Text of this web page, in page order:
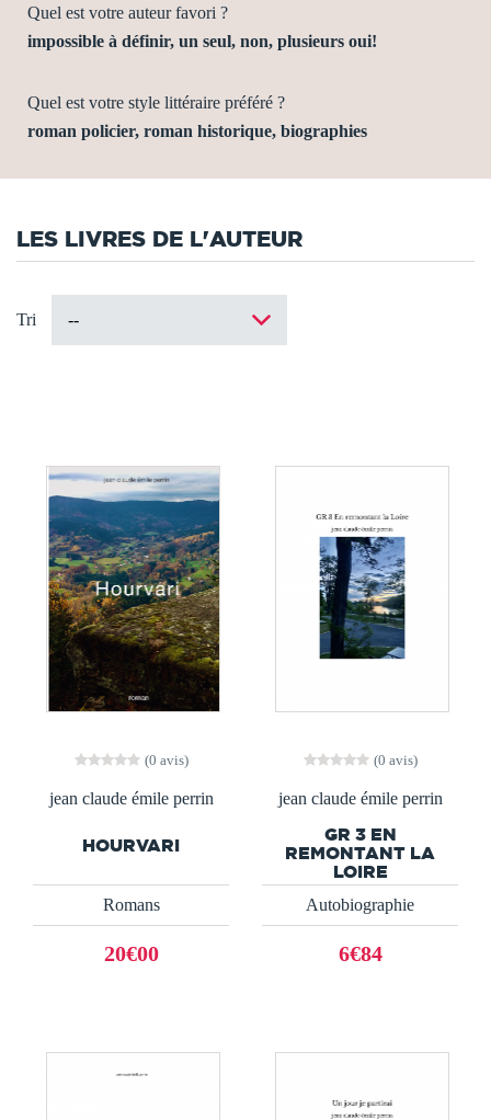
Quel est votre auteur favori ?
impossible à définir, un seul, non, plusieurs oui!
Quel est votre style littéraire préféré ?
roman policier, roman historique, biographies
LES LIVRES DE L'AUTEUR
Tri
(0 avis)
jean claude émile perrin
HOURVARI
Romans
20€00
(0 avis)
jean claude émile perrin
GR 3 EN
REMONTANT LA
LOIRE
Autobiographie
6€84